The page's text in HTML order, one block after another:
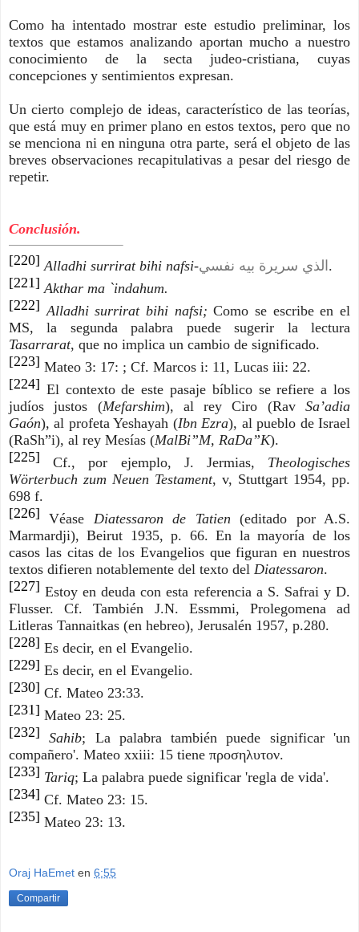
Como ha intentado mostrar este estudio preliminar, los
textos que estamos analizando aportan mucho a nuestro
conocimiento de la secta judeo-cristiana, cuyas
concepciones y sentimientos expresan.
Un cierto complejo de ideas, característico de las teorías,
que está muy en primer plano en estos textos, pero que no
se menciona ni en ninguna otra parte, será el objeto de las
breves observaciones recapitulativas a pesar del riesgo de
repetir.
Conclusión.
[220] Alladhi surrirat bihi nafsi-الذي سريرة بيه نفسي.
[221] Akthar ma `indahum.
[222] Alladhi surrirat bihi nafsi;Como se escribe en el
MS, la segunda palabra puede sugerir la lectura
Tasarrarat, que no implica un cambio de significado.
[223] Mateo 3: 17: ; Cf. Marcos i: 11, Lucas iii: 22.
[224] El contexto de este pasaje bíblico se refiere a los
judíos justos (Mefarshim), al rey Ciro (RavSa’adia
Gaón), al profeta Yeshayah (Ibn Ezra), al pueblo de Israel
(RaSh”i), al rey Mesías (MalBi”M, RaDa”K).
[225] Cf., por ejemplo, J. Jermias, Theologisches
Wörterbuch zum Neuen Testament, v, Stuttgart 1954, pp.
698 f.
[226] Véase Diatessaron de Tatien (editado por A.S.
Marmardji), Beirut 1935, p. 66. En la mayoría de los
casos las citas de los Evangelios que figuran en nuestros
textos difieren notablemente del texto del Diatessaron.
[227] Estoy en deuda con esta referencia a S. Safrai y D.
Flusser. Cf. También J.N. Essmmi, Prolegomena ad
Litleras Tannaitkas (en hebreo), Jerusalén 1957, p.280.
[228] Es decir, en el Evangelio.
[229] Es decir, en el Evangelio.
[230] Cf. Mateo 23:33.
[231] Mateo 23: 25.
[232]
Sahib; La palabra también puede significar 'un
compañero'. Mateo xxiii: 15 tiene προσηλυτον.
[233] Tariq; La palabra puede significar 'regla de vida'.
[234] Cf. Mateo 23: 15.
[235] Mateo 23: 13.
Oraj HaEmet en 6:55
Compartir